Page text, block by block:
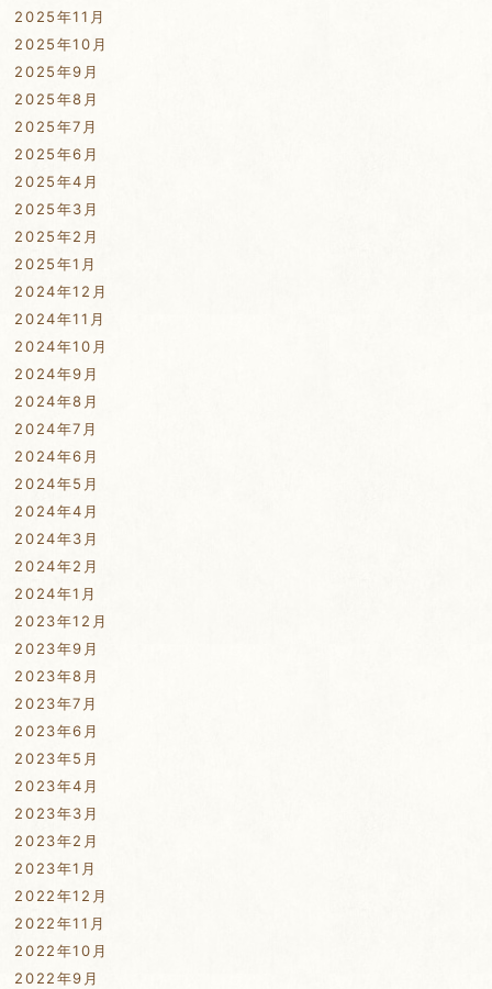
2025年11月
2025年10月
2025年9月
2025年8月
2025年7月
2025年6月
2025年4月
2025年3月
2025年2月
2025年1月
2024年12月
2024年11月
2024年10月
2024年9月
2024年8月
2024年7月
2024年6月
2024年5月
2024年4月
2024年3月
2024年2月
2024年1月
2023年12月
2023年9月
2023年8月
2023年7月
2023年6月
2023年5月
2023年4月
2023年3月
2023年2月
2023年1月
2022年12月
2022年11月
2022年10月
2022年9月